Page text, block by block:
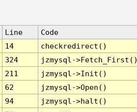
Line
Code
14
checkredirect()
324
jzmysql-
211
jzmysql->Init()
62
jzmysql->Open()
94
jzmysql->halt()